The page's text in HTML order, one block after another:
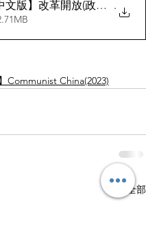
文版】改革開放(政治關係)
.
• 2.71MB
Communist China(2023)
查看全部